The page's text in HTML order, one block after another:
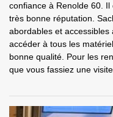
confiance à Renolde 60.
très bonne réputation.
abordables et
accéder à tous les
bonne qualité. Pour les
que vous fassiez une